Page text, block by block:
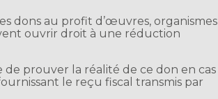
dons au profit d’œuvres, organismes
ouvrir droit à une réduction
prouver la réalité de ce don en cas
le reçu fiscal transmis par